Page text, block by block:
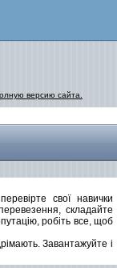
версию сайта.
перевірте свої навички
складайте
робіть все, щоб
Завантажуйте і